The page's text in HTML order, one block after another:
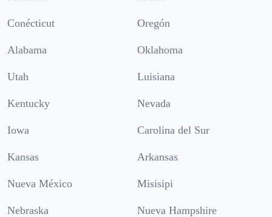
Conécticut Oregón
Alabama Oklahoma
Utah Luisiana
Kentucky Nevada
Iowa Carolina del Sur
Kansas Arkansas
Nueva México Misisipi
Nebraska Nueva Hampshire